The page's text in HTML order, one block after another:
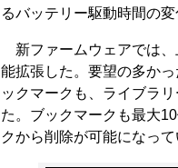
るバッテリー駆動時間の
新ファームウェアでは、
能拡張した。要望の多か
ックマークも、ライブラ
た。ブックマークも最大
クから削除が可能になって